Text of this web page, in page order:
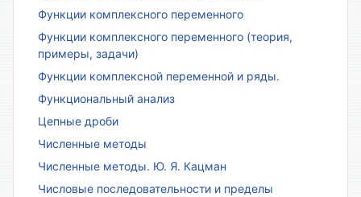
Функции комплексного переменного
Функции комплексного переменного (теория,
примеры, задачи)
Функции комплексной переменной и ряды.
Функциональный анализ
Цепные дроби
Численные методы
Численные методы. Ю. Я. Кацман
Числовые последовательности и пределы